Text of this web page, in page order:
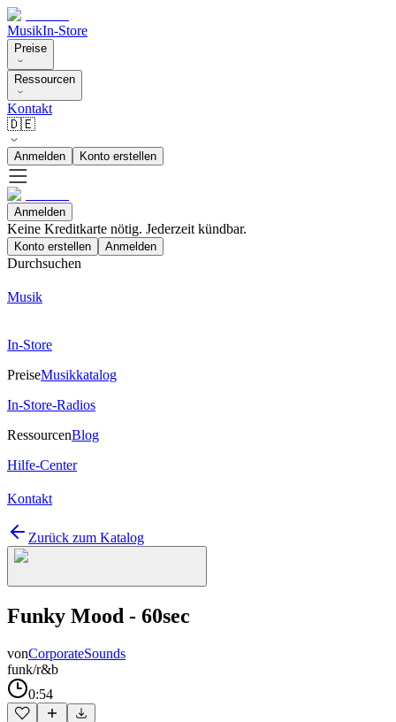
MusikIn-Store
Preise
Ressourcen
Kontakt
🇩🇪
Anmelden Konto erstellen
Anmelden
Keine Kreditkarte nötig. Jederzeit kündbar.
Konto erstellen Anmelden
Durchsuchen
Musik
In-Store
PreiseMusikkatalog
In-Store-Radios
RessourcenBlog
Hilfe-Center
Kontakt
Zurück zum Katalog
Funky Mood - 60sec
vonCorporateSounds
funk/r&b
0:54